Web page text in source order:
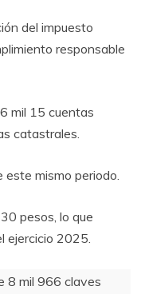
del impuesto
responsable
mil 15 cuentas
catastrales.
mismo periodo.
pesos, lo que
ejercicio 2025.
8 mil 966 claves